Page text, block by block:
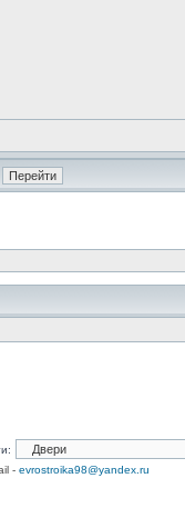
- evrostroika98@yandex.ru